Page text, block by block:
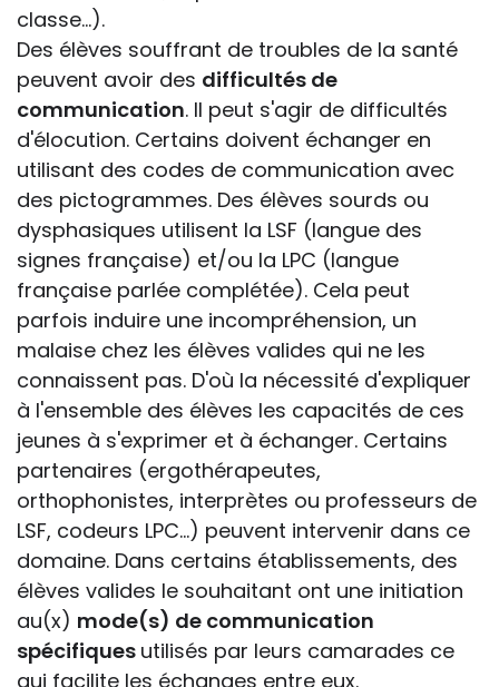
classe...).
Des élèves souffrant de troubles de la santé
peuvent avoir des difficultés de
communication. Il peut s'agir de difficultés
d'élocution. Certains doivent échanger en
utilisant des codes de communication avec
des pictogrammes. Des élèves sourds ou
dysphasiques utilisent la LSF (langue des
signes française) et/ou la LPC (langue
française parlée complétée). Cela peut
parfois induire une incompréhension, un
malaise chez les élèves valides qui ne les
connaissent pas. D'où la nécessité d'expliquer
à l'ensemble des élèves les capacités de ces
jeunes à s'exprimer et à échanger. Certains
partenaires (ergothérapeutes,
orthophonistes, interprètes ou professeurs de
LSF, codeurs LPC...) peuvent intervenir dans ce
domaine. Dans certains établissements, des
élèves valides le souhaitant ont une initiation
au(x) mode(s) de communication
spécifiques utilisés par leurs camarades ce
qui facilite les échanges entre eux.